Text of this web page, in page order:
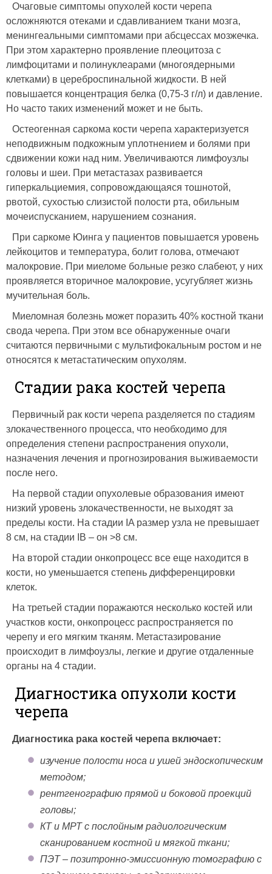
Очаговые симптомы опухолей кости черепа
осложняются отеками и сдавливанием ткани мозга,
менингеальными симптомами при абсцессах мозжечка.
При этом характерно проявление плеоцитоза с
лимфоцитами и полинуклеарами (многоядерными
клетками) в цереброспинальной жидкости. В ней
повышается концентрация белка (0,75-3 г/л) и давление.
Но часто таких изменений может и не быть.
Остеогенная саркома кости черепа характеризуется
неподвижным подкожным уплотнением и болями при
сдвижении кожи над ним. Увеличиваются лимфоузлы
головы и шеи. При метастазах развивается
гиперкальциемия, сопровождающаяся тошнотой,
рвотой, сухостью слизистой полости рта, обильным
мочеиспусканием, нарушением сознания.
При саркоме Юинга у пациентов повышается уровень
лейкоцитов и температура, болит голова, отмечают
малокровие. При миеломе больные резко слабеют, у них
проявляется вторичное малокровие, усугубляет жизнь
мучительная боль.
Миеломная болезнь может поразить 40% костной ткани
свода черепа. При этом все обнаруженные очаги
считаются первичными с мультифокальным ростом и не
относятся к метастатическим опухолям.
Стадии рака костей черепа
Первичный рак кости черепа разделяется по стадиям
злокачественного процесса, что необходимо для
определения степени распространения опухоли,
назначения лечения и прогнозирования выживаемости
после него.
На первой стадии опухолевые образования имеют
низкий уровень злокачественности, не выходят за
пределы кости. На стадии IA размер узла не превышает
8 см, на стадии IB – он >8 см.
На второй стадии онкопроцесс все еще находится в
кости, но уменьшается степень дифференцировки
клеток.
На третьей стадии поражаются несколько костей или
участков кости, онкопроцесс распространяется по
черепу и его мягким тканям. Метастазирование
происходит в лимфоузлы, легкие и другие отдаленные
органы на 4 стадии.
Диагностика опухоли кости
черепа
Диагностика рака костей черепа включает:
изучение полости носа и ушей эндоскопическим
методом;
рентгенографию прямой и боковой проекций
головы;
КТ и МРТ с послойным радиологическим
сканированием костной и мягкой ткани;
ПЭТ – позитронно-эмиссионную томографию с